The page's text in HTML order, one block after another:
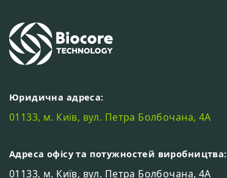
Юридична адреса:
01133, м. Київ, вул. Петра Болбочана, 4А
Адреса офісу та потужностей виробництва:
01133, м. Київ, вул. Петра Болбочана, 4А